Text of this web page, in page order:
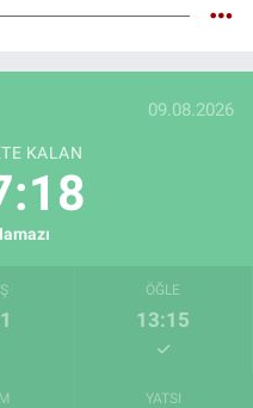
09.08.2026
KALAN
ÖĞLE
13:15
YATSI